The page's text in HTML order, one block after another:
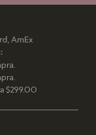
AmEx
$299.00